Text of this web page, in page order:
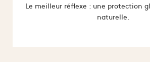
Le meilleur réflexe : une protection
naturelle.